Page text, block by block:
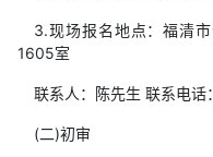
3.现场报名地点：福清
1605室
联系人：陈先生 联系电
(二)初审